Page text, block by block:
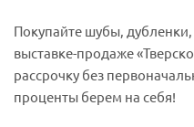
Покупайте шубы,
выставке-продаже
рассрочку без
проценты берем на себя!